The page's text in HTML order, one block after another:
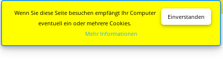
Einverstanden
Wenn Sie diese Seite besuchen empfängt Ihr Computer
eventuell ein oder mehrere Cookies.
Mehr Informationen